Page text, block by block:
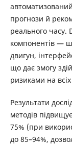
прогнози й
реального часу.
компонентів —
двигун,
що дає змогу
ризиками на
Результати
методів
75% (при
до 85–94%,